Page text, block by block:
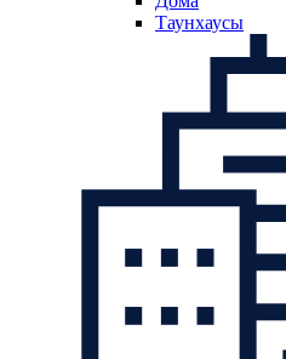
Таунхаусы